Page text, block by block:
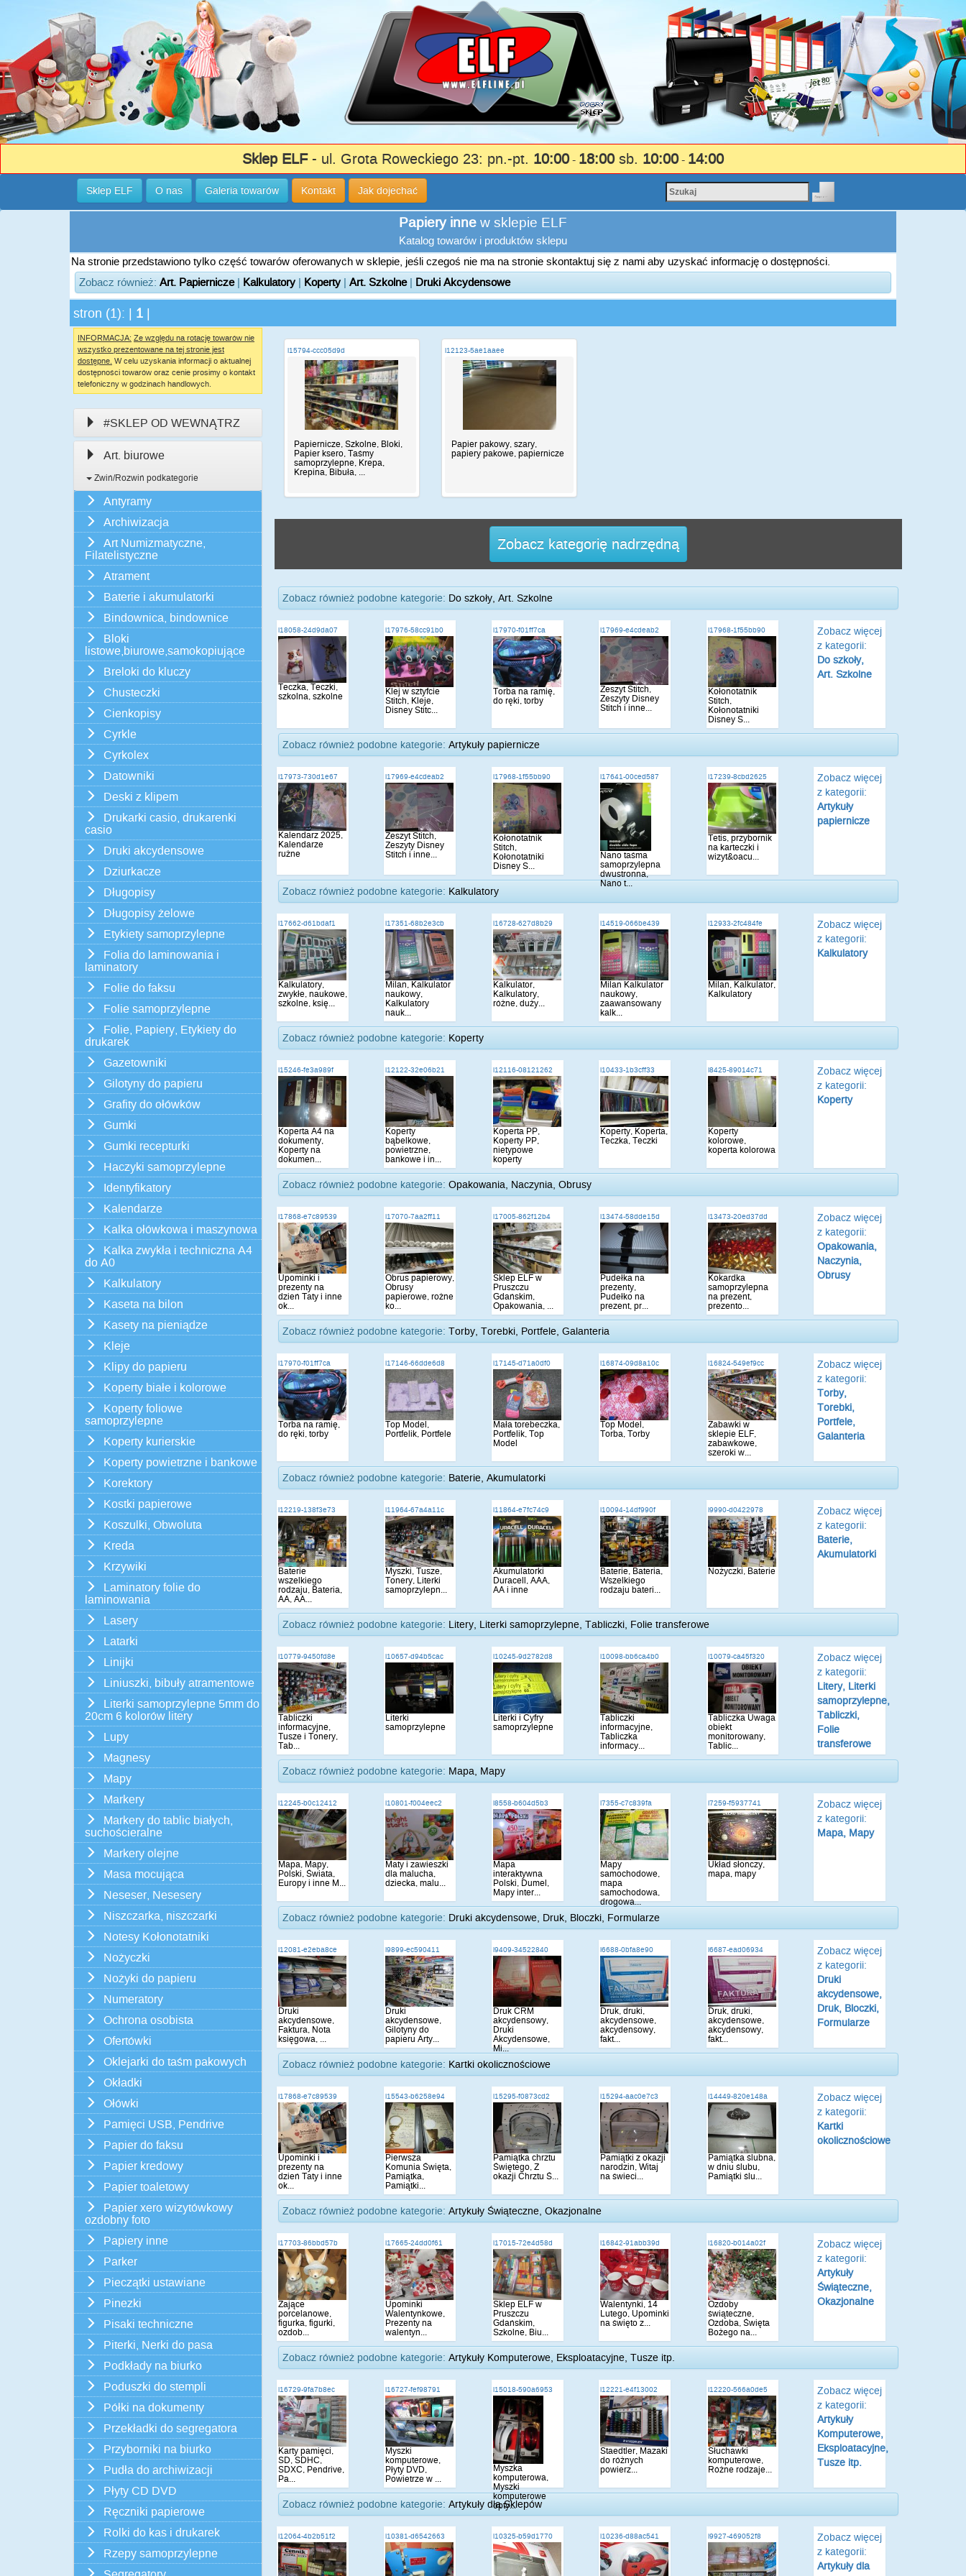
Sklep ELF- ul. Grota Roweckiego 23: pn.-pt. 10:00- 18:00sb. 10:00- 14:00
Sklep ELF O nas Galeria towarów Kontakt Jak dojechać
Papiery inne w sklepie ELF
Katalog towarów i produktów sklepu
Na stronie przedstawiono tylko część towarów oferowanych w sklepie, jeśli czegoś nie ma na stronie skontaktuj się z nami aby uzyskać informację o dostępności.
Zobacz również: Art. Papiernicze| Kalkulatory | Koperty | Art. Szkolne| Druki Akcydensowe
stron (1): | 1
INFORMACJA: Ze względu na rotację towarów nie
wszystko prezentowane na tej stronie jest
dostępne. W celu uzyskania informacji o aktualnej
dostępności towarów oraz cenie prosimy o kontakt
telefoniczny w godzinach handlowych.
#SKLEP OD WEWNĄTRZ
Art. biurowe
Zwiń/Rozwiń podkategorie
Antyramy
Archiwizacja
Art Numizmatyczne,
Filatelistyczne
Atrament
Baterie i akumulatorki
Bindownica, bindownice
Bloki
listowe,biurowe,samokopiujące
Breloki do kluczy
Chusteczki
Cienkopisy
Cyrkle
Cyrkolex
Datowniki
Deski z klipem
Drukarki casio, drukarenki
casio
Druki akcydensowe
Dziurkacze
Długopisy
Długopisy żelowe
Etykiety samoprzylepne
Folia do laminowania i
laminatory
Folie do faksu
Folie samoprzylepne
Folie, Papiery, Etykiety do
drukarek
Gazetowniki
Gilotyny do papieru
Grafity do ołówków
Gumki
Gumki recepturki
Haczyki samoprzylepne
Identyfikatory
Kalendarze
Kalka ołówkowa i maszynowa
Kalka zwykła i techniczna A4
do A0
Kalkulatory
Kaseta na bilon
Kasety na pieniądze
Kleje
Klipy do papieru
Koperty białe i kolorowe
Koperty foliowe
samoprzylepne
Koperty kurierskie
Koperty powietrzne i bankowe
Korektory
Kostki papierowe
Koszulki, Obwoluta
Kreda
Krzywiki
Laminatory folie do
laminowania
Lasery
Latarki
Linijki
Liniuszki, bibuły atramentowe
Literki samoprzylepne 5mm do
20cm 6 kolorów litery
Lupy
Magnesy
Mapy
Markery
Markery do tablic białych,
suchościeralne
Markery olejne
Masa mocująca
Neseser, Nesesery
Niszczarka, niszczarki
Notesy Kołonotatniki
Nożyczki
Nożyki do papieru
Numeratory
Ochrona osobista
Ofertówki
Oklejarki do taśm pakowych
Okładki
Ołówki
Pamięci USB, Pendrive
Papier do faksu
Papier kredowy
Papier toaletowy
Papier xero wizytówkowy
ozdobny foto
Papiery inne
Parker
Pieczątki ustawiane
Pinezki
Pisaki techniczne
Piterki, Nerki do pasa
Podkłady na biurko
Poduszki do stempli
Półki na dokumenty
Przekładki do segregatora
Przyborniki na biurko
Pudła do archiwizacji
Płyty CD DVD
Ręczniki papierowe
Rolki do kas i drukarek
Rzepy samoprzylepne
i15794-ccc05d9d
Papiernicze, Szkolne, Bloki,
Papier ksero, Taśmy
samoprzylepne, Krepa,
Krepina, Bibuła, ...
i12123-5ae1aaee
Papier pakowy, szary,
papiery pakowe, papiernicze
Zobacz kategorię nadrzędną
Zobacz również podobne kategorie: Do szkoły, Art. Szkolne
i18058-24d9da07
Teczka, Teczki,
szkolna, szkolne
i17976-58cc91b0
Klej w sztyfcie
Stitch, Kleje,
Disney Stitc...
i17970-f01ff7ca
Torba na ramię,
do ręki, torby
i17969-e4cdeab2
Zeszyt Stitch,
Zeszyty Disney
Stitch i inne...
i17968-1f55bb90
Kołonotatnik
Stitch,
Kołonotatniki
Disney S...
Zobacz więcej
z kategorii:
Do szkoły,
Art. Szkolne
Zobacz również podobne kategorie: Artykuły papiernicze
i17973-730d1e67
Kalendarz 2025,
Kalendarze
rużne
i17969-e4cdeab2
Zeszyt Stitch,
Zeszyty Disney
Stitch i inne...
i17968-1f55bb90
Kołonotatnik
Stitch,
Kołonotatniki
Disney S...
i17641-00ced587
Nano taśma
samoprzylepna
dwustronna,
Nano t...
i17239-8cbd2625
Tetis, przybornik
na karteczki i
wizyt&oacu...
Zobacz więcej
z kategorii:
Artykuły
papiernicze
Zobacz również podobne kategorie: Kalkulatory
i17662-d61bdaf1
Kalkulatory,
zwykłe, naukowe,
szkolne, księ...
i17351-68b2e3cb
Milan, Kalkulator
naukowy,
Kalkulatory
nauk...
i16728-627d8b29
Kalkulator,
Kalkulatory,
różne, duży...
i14519-066be439
Milan Kalkulator
naukowy,
zaawansowany
kalk...
i12933-2fc484fe
Milan, Kalkulator,
Kalkulatory
Zobacz więcej
z kategorii:
Kalkulatory
Zobacz również podobne kategorie: Koperty
i15246-fe3a989f
Koperta A4 na
dokumenty,
Koperty na
dokumen...
i12122-32e06b21
Koperty
bąbelkowe,
powietrzne,
bankowe i in...
i12116-08121262
Koperta PP,
Koperty PP,
nietypowe
koperty
i10433-1b3cff33
Koperty, Koperta,
Teczka, Teczki
i8425-89014c71
Koperty
kolorowe,
koperta kolorowa
Zobacz więcej
z kategorii:
Koperty
Zobacz również podobne kategorie: Opakowania, Naczynia, Obrusy
i17868-e7c89539
Upominki i
prezenty na
dzień Taty i inne
ok...
i17070-7aa2ff11
Obrus papierowy,
Obrusy
papierowe, rożne
ko...
i17005-862f12b4
Sklep ELF w
Pruszczu
Gdańskim,
Opakowania, ...
i13474-58dde15d
Pudełka na
prezenty,
Pudełko na
prezent, pr...
i13473-20ed37dd
Kokardka
samoprzylepna
na prezent,
prezento...
Zobacz więcej
z kategorii:
Opakowania,
Naczynia,
Obrusy
Zobacz również podobne kategorie: Torby, Torebki, Portfele, Galanteria
i17970-f01ff7ca
Torba na ramię,
do ręki, torby
i17146-66dde6d8
Top Model,
Portfelik, Portfele
i17145-d71a0df0
Mała torebeczka,
Portfelik, Top
Model
i16874-09d8a10c
Top Model,
Torba, Torby
i16824-549ef9cc
Zabawki w
sklepie ELF,
zabawkowe,
szeroki w...
Zobacz więcej
z kategorii:
Torby,
Torebki,
Portfele,
Galanteria
Zobacz również podobne kategorie: Baterie, Akumulatorki
i12219-138f3e73
Baterie
wszelkiego
rodzaju, Bateria,
AA, AA...
i11964-67a4a11c
Myszki, Tusze,
Tonery, Literki
samoprzylepn...
i11864-e7fc74c9
Akumulatorki
Duracell, AAA,
AA i inne
i10094-14df990f
Baterie, Bateria,
Wszelkiego
rodzaju bateri...
i9990-d0422978
Nożyczki, Baterie
Zobacz więcej
z kategorii:
Baterie,
Akumulatorki
Zobacz również podobne kategorie: Litery, Literki samoprzylepne, Tabliczki, Folie transferowe
i10779-9450fd8e
Tabliczki
informacyjne,
Tusze i Tonery,
Tab...
i10657-d94b5cac
Literki
samoprzylepne
i10245-9d2782d8
Literki i Cyfry
samoprzylepne
i10098-bb6ca4b0
Tabliczki
informacyjne,
Tabliczka
informacy...
i10079-ca45f320
Tabliczka Uwaga
obiekt
monitorowany,
Tablic...
Zobacz więcej
z kategorii:
Litery, Literki
samoprzylepne,
Tabliczki,
Folie
transferowe
Zobacz również podobne kategorie: Mapa, Mapy
i12245-b0c12412
Mapa, Mapy,
Polski, Świata,
Europy i inne M...
i10801-f004eec2
Maty i zawieszki
dla malucha,
dziecka, malu...
i8558-b604d5b3
Mapa
interaktywna
Polski, Dumel,
Mapy inter...
i7355-c7c839fa
Mapy
samochodowe,
mapa
samochodowa,
drogowa...
i7259-f5937741
Układ słonczy,
mapa, mapy
Zobacz więcej
z kategorii:
Mapa, Mapy
Zobacz również podobne kategorie: Druki akcydensowe, Druk, Bloczki, Formularze
i12081-e2eba8ce
Druki
akcydensowe,
Faktura, Nota
księgowa, ...
i9899-ec590411
Druki
akcydensowe,
Gilotyny do
papieru Arty...
i9409-34522840
Druk CRM
akcydensowy,
Druki
Akcydensowe,
Mi...
i6688-0bfa8e90
Druk, druki,
akcydensowe,
akcydensowy,
fakt...
i6687-ead06934
Druk, druki,
akcydensowe,
akcydensowy,
fakt...
Zobacz więcej
z kategorii:
Druki
akcydensowe,
Druk, Bloczki,
Formularze
Zobacz również podobne kategorie: Kartki okolicznościowe
i17868-e7c89539
Upominki i
prezenty na
dzień Taty i inne
ok...
i15543-b6258e94
Pierwsza
Komunia Święta,
Pamiątka,
Pamiątki...
i15295-f0873cd2
Pamiątka chrztu
Świętego, Z
okazji Chrztu Ś...
i15294-aac0e7c3
Pamiątki z okazji
narodzin, Witaj
na świeci...
i14449-820e148a
Pamiątka ślubna,
w dniu ślubu,
Pamiątki ślu...
Zobacz więcej
z kategorii:
Kartki
okolicznościowe
Zobacz również podobne kategorie: Artykuły Świąteczne, Okazjonalne
i17703-86bbd57b
Zające
porcelanowe,
figurka, figurki,
ozdob...
i17665-24dd0f61
Upominki
Walentynkowe,
Prezenty na
walentyn...
i17015-72e4d58d
Sklep ELF w
Pruszczu
Gdańskim,
Szkolne, Biu...
i16842-91abb39d
Walentynki, 14
Lutego, Upominki
na święto z...
i16820-b014a02f
Ozdoby
świąteczne,
Ozdoba, Święta
Bożego na...
Zobacz więcej
z kategorii:
Artykuły
Świąteczne,
Okazjonalne
Zobacz również podobne kategorie: Artykuły Komputerowe, Eksploatacyjne, Tusze itp.
i16729-9fa7b8ec
Karty pamięci,
SD, SDHC,
SDXC, Pendrive,
Pa...
i16727-fef98791
Myszki
komputerowe,
Płyty DVD,
Powietrze w ...
i15018-590a6953
Myszka
komputerowa,
Myszki
komputerowe
opty...
i12221-e4f13002
Staedtler, Mazaki
do różnych
powierz...
i12220-566a0de5
Słuchawki
komputerowe,
Różne rodzaje...
Zobacz więcej
z kategorii:
Artykuły
Komputerowe,
Eksploatacyjne,
Tusze itp.
Zobacz również podobne kategorie: Artykuły dla Sklepów
i12064-4b2b51f2 i10381-d6542663 i10325-b59d1770 i10236-d88ac541 i9927-469052f8
Zobacz więcej
z kategorii:
Artykuły dla